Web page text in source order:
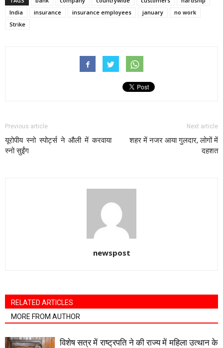
India
insurance insurance employees january
no work
Strike
Previous article
यूरोपीय स्नो स्पोर्ट्स ने औली में करवाया
स्नो सुईंग
Next article
शहर में नजर आया गुलदार, लोगों में
दहशत
newspost
RELATED ARTICLES
MORE FROM AUTHOR
विशेष सत्र में राष्ट्रपति ने की राज्य में महिला उत्थान के